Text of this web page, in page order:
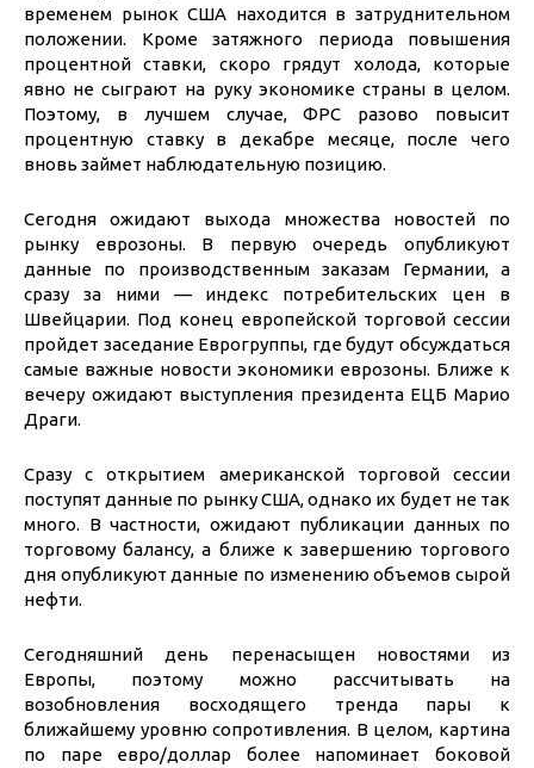
временем рынок США находится в затруднительном
положении. Кроме затяжного периода повышения
процентной ставки, скоро грядут холода, которые
явно не сыграют на руку экономике страны в целом.
Поэтому, в лучшем случае, ФРС разово повысит
процентную ставку в декабре месяце, после чего
вновь займет наблюдательную позицию.
Сегодня ожидают выхода множества новостей по
рынку еврозоны. В первую очередь опубликуют
данные по производственным заказам Германии, а
сразу за ними — индекс потребительских цен в
Швейцарии. Под конец европейской торговой сессии
пройдет заседание Еврогруппы, где будут обсуждаться
самые важные новости экономики еврозоны. Ближе к
вечеру ожидают выступления президента ЕЦБ Марио
Драги.
Сразу с открытием американской торговой сессии
поступят данные по рынку США, однако их будет не так
много. В частности, ожидают публикации данных по
торговому балансу, а ближе к завершению торгового
дня опубликуют данные по изменению объемов сырой
нефти.
Сегодняшний день перенасыщен новостями из
Европы, поэтому можно рассчитывать на
возобновления восходящего тренда пары к
ближайшему уровню сопротивления. В целом, картина
по паре евро/доллар более напоминает боковой